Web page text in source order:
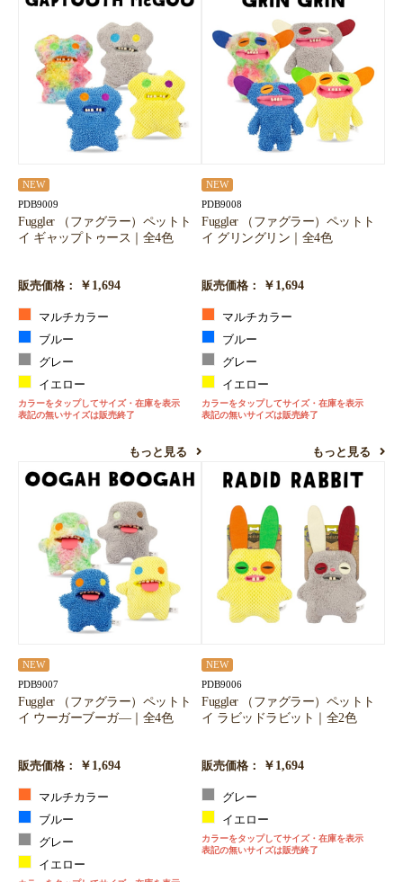
NEW
PDB9009
Fuggler （ファグラー）ペットト
イ ギャップトゥース｜全4色
販売価格： ￥1,694
マルチカラー
ブルー
グレー
イエロー
カラーをタップしてサイズ・在庫を表示
表記の無いサイズは販売終了
もっと見る
NEW
PDB9008
Fuggler （ファグラー）ペットト
イ グリングリン｜全4色
販売価格： ￥1,694
マルチカラー
ブルー
グレー
イエロー
カラーをタップしてサイズ・在庫を表示
表記の無いサイズは販売終了
もっと見る
NEW
PDB9007
Fuggler （ファグラー）ペットト
イ ウーガーブーガ―｜全4色
販売価格： ￥1,694
マルチカラー
ブルー
グレー
イエロー
NEW
PDB9006
Fuggler （ファグラー）ペットト
イ ラビッドラビット｜全2色
販売価格： ￥1,694
グレー
イエロー
カラーをタップしてサイズ・在庫を表示
表記の無いサイズは販売終了